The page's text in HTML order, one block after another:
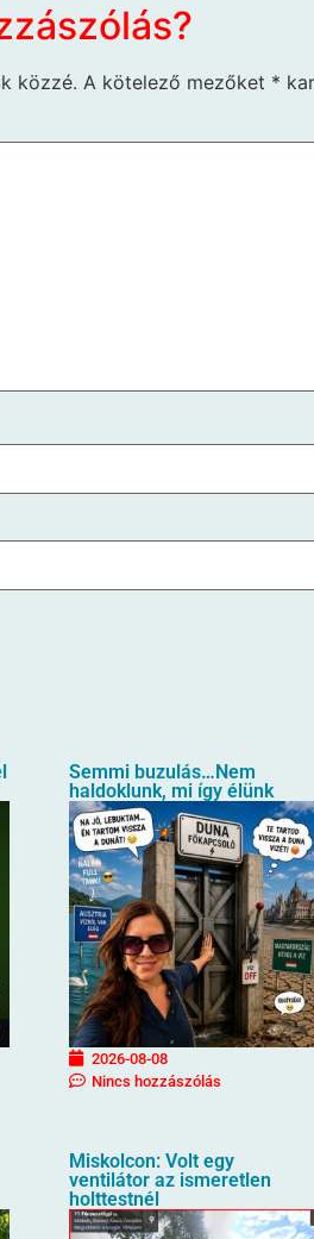
közzé. A kötelező mezőket *
Semmi buzulás…Nem
haldoklunk, mi így élünk
2026-08-08
Nincs hozzászólás
Miskolcon: Volt egy
ventilátor az ismeretlen
holttestnél